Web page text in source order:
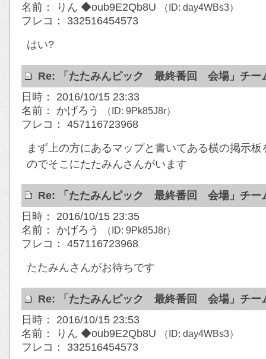
名前： りん ◆oub9E2Qb8U
（ID: day4WBs3）
フレコ： 332516454573
はい?
Re: 「たたみんピック 最終番回 会場」チー
日時： 2016/10/15 23:33
名前： かげろう
（ID: 9Pk85J8r）
フレコ： 457116723968
まず上の方にあるマップと書いてある横の掲示
のでそこにたたみんさんがいます
Re: 「たたみんピック 最終番回 会場」チー
日時： 2016/10/15 23:35
名前： かげろう
（ID: 9Pk85J8r）
フレコ： 457116723968
たたみんさんがお待ちです
Re: 「たたみんピック 最終番回 会場」チー
日時： 2016/10/15 23:53
名前： りん ◆oub9E2Qb8U
（ID: day4WBs3）
フレコ： 332516454573